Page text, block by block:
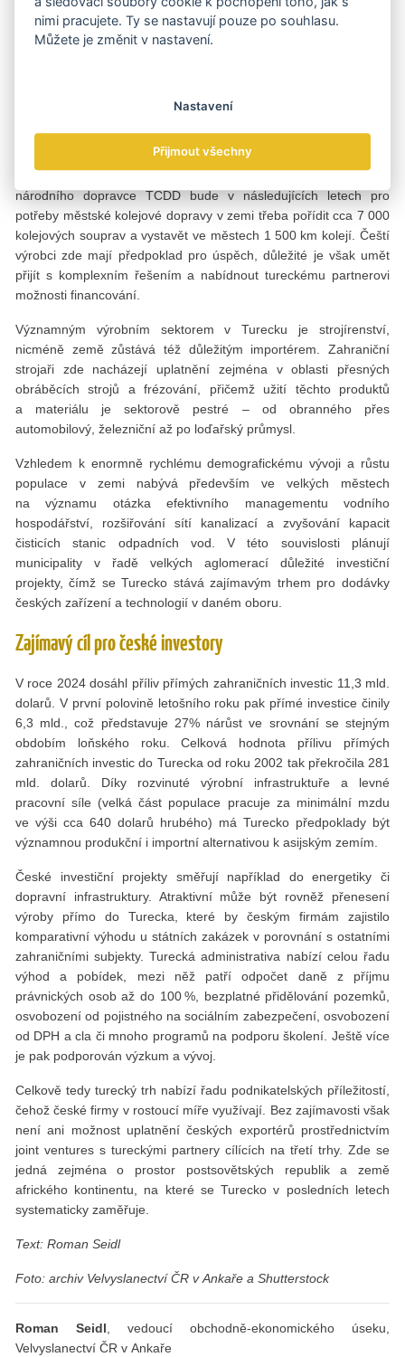
korun, na čemž se vývoz živého skotu podílel cca 513,4 mil.
korun
na druhou stranu jako země s dvacítkou více než milionových
městských aglomerací má velké problémy s přelidněním
a dopravou v městských oblastech. Podle předpokladů
národního dopravce TCDD bude v následujících letech pro
potřeby městské kolejové dopravy v zemi třeba pořídit cca 7 000
kolejových souprav a vystavět ve městech 1 500 km kolejí. Čeští
výrobci zde mají předpoklad pro úspěch, důležité je však umět
přijít s komplexním řešením a nabídnout tureckému partnerovi
možnosti financování.
Významným výrobním sektorem v Turecku je strojírenství,
nicméně země zůstává též důležitým importérem. Zahraniční
strojaři zde nacházejí uplatnění zejména v oblasti přesných
obráběcích strojů a frézování, přičemž užití těchto produktů
a materiálu je sektorově pestré – od obranného přes
automobilový, železniční až po loďařský průmysl.
Vzhledem k enormně rychlému demografickému vývoji a růstu
populace v zemi nabývá především ve velkých městech
na významu otázka efektivního managementu vodního
hospodářství, rozšiřování sítí kanalizací a zvyšování kapacit
čisticích stanic odpadních vod. V této souvislosti plánují
municipality v řadě velkých aglomerací důležité investiční
projekty, čímž se Turecko stává zajímavým trhem pro dodávky
českých zařízení a technologií v daném oboru.
Zajímavý cíl pro české investory
V roce 2024 dosáhl příliv přímých zahraničních investic 11,3 mld.
dolarů. V první polovině letošního roku pak přímé investice činily
6,3 mld., což představuje 27% nárůst ve srovnání se stejným
obdobím loňského roku. Celková hodnota přílivu přímých
zahraničních investic do Turecka od roku 2002 tak překročila 281
mld. dolarů. Díky rozvinuté výrobní infrastruktuře a levné
pracovní síle (velká část populace pracuje za minimální mzdu
ve výši cca 640 dolarů hrubého) má Turecko předpoklady být
významnou produkční i importní alternativou k asijským zemím.
České investiční projekty směřují například do energetiky či
dopravní infrastruktury. Atraktivní může být rovněž přenesení
výroby přímo do Turecka, které by českým firmám zajistilo
komparativní výhodu u státních zakázek v porovnání s ostatními
zahraničními subjekty. Turecká administrativa nabízí celou řadu
výhod a pobídek, mezi něž patří odpočet daně z příjmu
právnických osob až do 100 %, bezplatné přidělování pozemků,
osvobození od pojistného na sociálním zabezpečení, osvobození
od DPH a cla či mnoho programů na podporu školení. Ještě více
je pak podporován výzkum a vývoj.
Celkově tedy turecký trh nabízí řadu podnikatelských příležitostí,
čehož české firmy v rostoucí míře využívají. Bez zajímavosti však
není ani možnost uplatnění českých exportérů prostřednictvím
joint ventures s tureckými partnery cílících na třetí trhy. Zde se
jedná zejména o prostor postsovětských republik a země
afrického kontinentu, na které se Turecko v posledních letech
systematicky zaměřuje.
Text: Roman Seidl
Foto: archiv Velvyslanectví ČR v Ankaře a Shutterstock
Roman Seidl, vedoucí obchodně-ekonomického úseku,
Velvyslanectví ČR v Ankaře
nimi pracujete. Ty se nastavují pouze po souhlasu.
Můžete je změnit v nastavení.
Nastavení
Přijmout všechny